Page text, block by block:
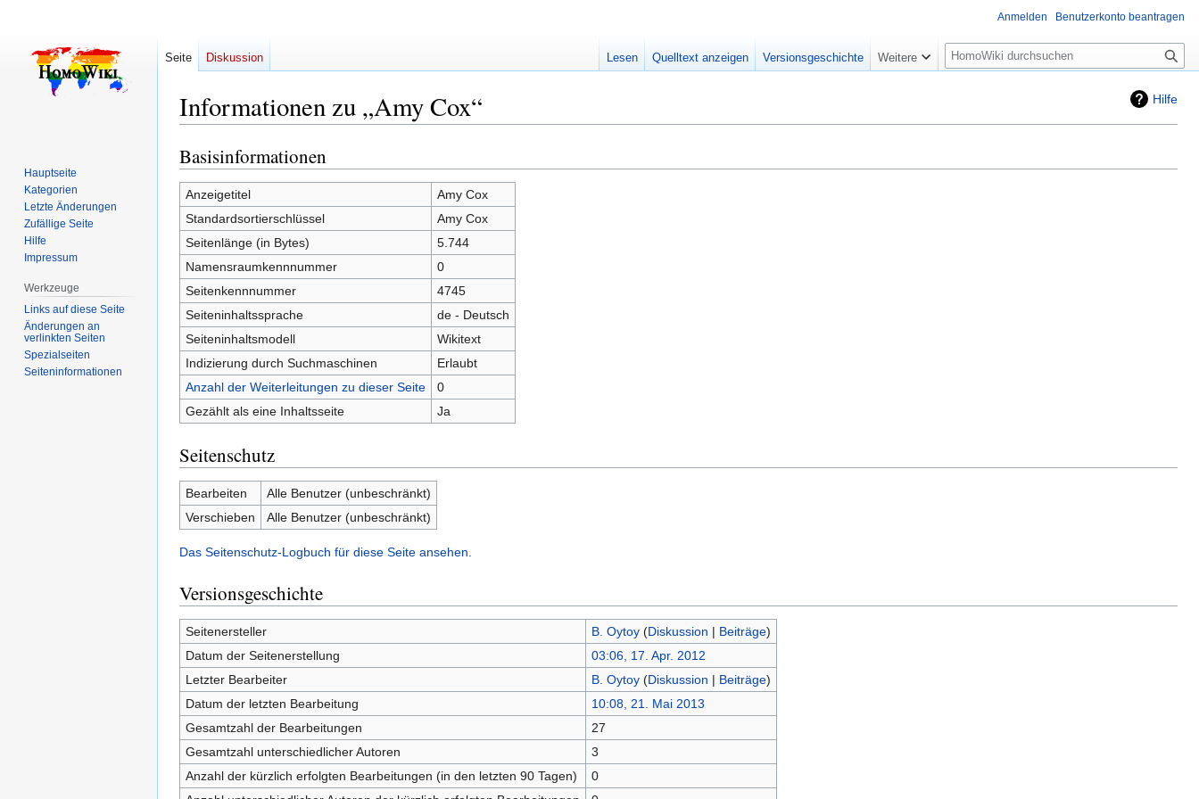
Hilfe
Informationen zu „Amy Cox“
Zur
Navigation
springen
Zur
Suche
springen
Basisinformationen
Anzeigetitel
Amy Cox
Standardsortierschlüssel
Amy Cox
Seitenlänge (in Bytes)
5.744
Namensraumkennnummer
0
Seitenkennnummer
4745
Seiteninhaltssprache
de - Deutsch
Seiteninhaltsmodell
Wikitext
Indizierung durch Suchmaschinen
Erlaubt
Anzahl der Weiterleitungen zu dieser Seite
0
Gezählt als eine Inhaltsseite
Ja
Seitenschutz
Bearbeiten
Alle Benutzer (unbeschränkt)
Verschieben
Alle Benutzer (unbeschränkt)
Das Seitenschutz-Logbuch für diese Seite ansehen.
Versionsgeschichte
Seitenersteller B. Oytoy (Diskussion | Beiträge)
Datum der Seitenerstellung
03:06, 17. Apr. 2012
Letzter Bearbeiter
B. Oytoy (Diskussion | Beiträge)
Datum der letzten Bearbeitung
10:08, 21. Mai 2013
Gesamtzahl der Bearbeitungen
27
Gesamtzahl unterschiedlicher Autoren
3
Anzahl der kürzlich erfolgten Bearbeitungen (in den letzten 90 Tagen)
0
Anmelden Benutzerkonto beantragen
Seite Diskussion Lesen Quelltext anzeigen Versionsgeschichte Weitere
Suche
Hauptseite
Kategorien
Letzte Änderungen
Zufällige Seite
Hilfe
Impressum
Werkzeuge
Links auf diese Seite
Änderungen an
verlinkten Seiten
Spezialseiten
Seiten­­informationen